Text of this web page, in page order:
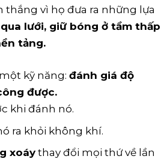
vì họ đưa ra những lựa
lưới, giữ bóng ở tầm thấp
tảng.
kỹ năng: đánh giá độ
được.
khi đánh nó.
ra khỏi không khí.
xoáythay đổi mọi thứ về lần